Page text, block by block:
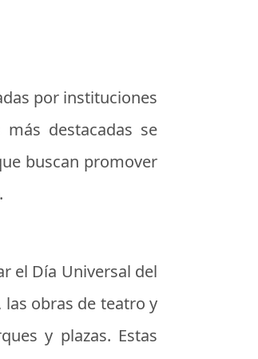
por instituciones
destacadas se
buscan promover
el Día Universal del
obras de teatro y
y plazas. Estas